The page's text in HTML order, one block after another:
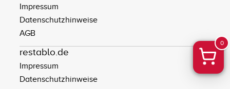
0
Impressum
Datenschutzhinweise
AGB
restablo.de
Impressum
Datenschutzhinweise